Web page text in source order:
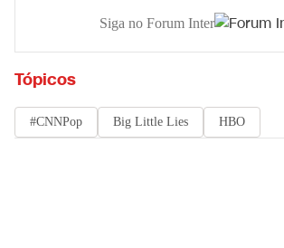
Siga no Forum Inter
Tópicos
#CNNPop Big Little Lies HBO